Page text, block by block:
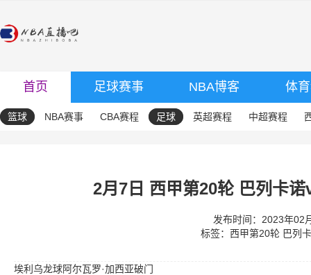
首页 足球赛事 NBA博客 体
篮球 NBA赛事 CBA赛程 足球 英超赛程 中超赛程
2月7日 西甲第20轮 巴列卡
发布时间：2023年02
标签： 西甲第20轮 巴列
埃利乌龙球阿尔瓦罗·加西亚破门